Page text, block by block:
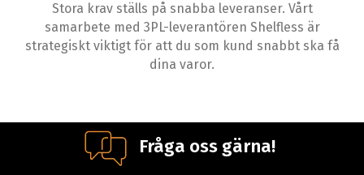
Stora krav ställs på snabba leveranser. Vårt
samarbete med 3PL-leverantören Shelfless är
strategiskt viktigt för att du som kund snabbt ska få
dina varor.
Fråga oss gärna!